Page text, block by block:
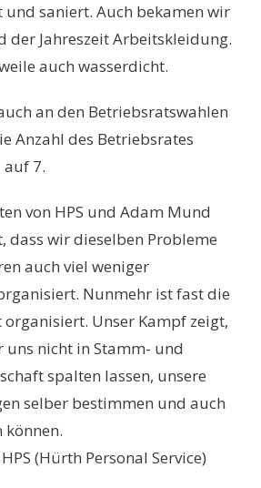
saniert. Auch bekamen wir
der Jahreszeit Arbeitskleidung.
auch wasserdicht.
an den Betriebsratswahlen
Anzahl des Betriebsrates
auf 7.
von HPS und Adam Mund
dass wir dieselben Probleme
auch viel weniger
Nunmehr ist fast die
organisiert. Unser Kampf zeigt,
uns nicht in Stamm- und
spalten lassen, unsere
selber bestimmen und auch
können.
(Hürth Personal Service)